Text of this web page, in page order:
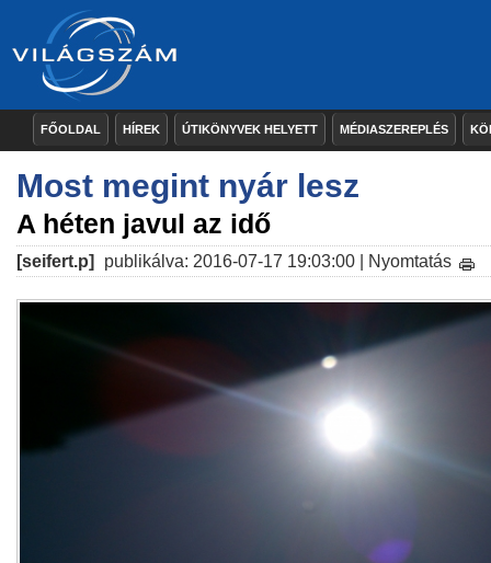
FŐOLDAL HÍREK ÚTIKÖNYVEK HELYETT MÉDIASZEREPLÉS
Most megint nyár lesz
A héten javul az idő
[seifert.p] publikálva: 2016-07-17 19:03:00 | Nyomtatás